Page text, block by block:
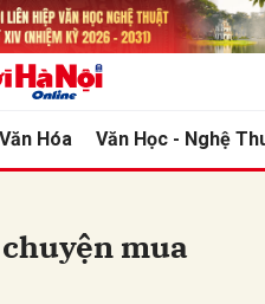
Văn Hóa Văn Học - Nghệ
mua